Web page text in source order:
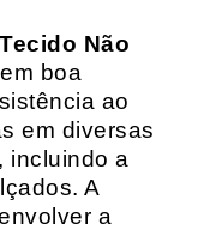
Não
boa
ao
em diversas
incluindo a
A
a